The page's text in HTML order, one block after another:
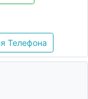
Телефона